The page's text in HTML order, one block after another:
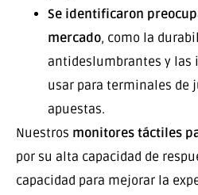
Se identificaron
mercado, como la
antideslumbrantes y las
usar para terminales de
apuestas.
Nuestros monitores táctiles
por su alta capacidad de
capacidad para mejorar la